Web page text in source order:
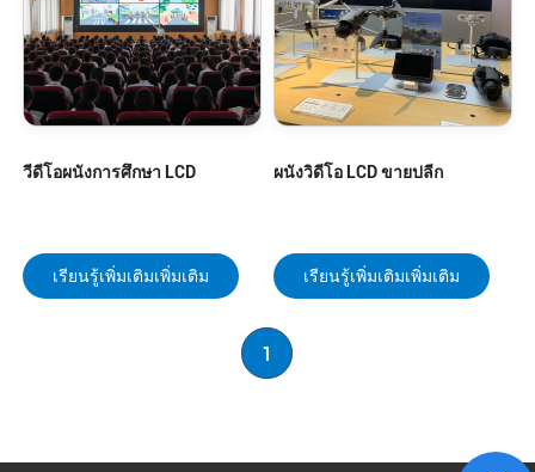
วีดีโอผนังการศึกษา LCD
เรียนรู้เพิ่มเติมเพิ่มเติม
ผนังวิดีโอ LCD ขายปลีก
เรียนรู้เพิ่มเติมเพิ่มเติม
1